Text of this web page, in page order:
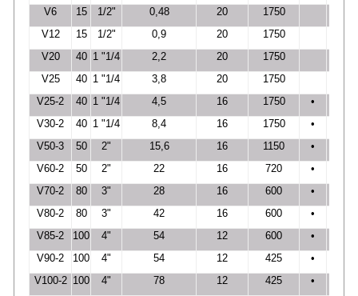
V6
15 1/2" 0,48 20 1750
V12
15 1/2" 0,9 20 1750
V20
40 1 "1/4 2,2 20 1750
V25
40 1 "1/4 3,8 20 1750
V25-2
40 1 "1/4 4,5 16 1750 •
V30-2
40 1 "1/4 8,4 16 1750 •
V50-3
50 2" 15,6 16 1150 •
V60-2
50 2" 22 16 720 •
V70-2
80 3" 28 16 600 •
V80-2
80 3" 42 16 600 •
V85-2
100 4" 54 12 600
•
V90-2
100 4" 54 12 425 •
V100-2 100 4" 78 12 425 •